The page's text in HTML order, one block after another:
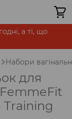
а ті, що
Набори
для
Training